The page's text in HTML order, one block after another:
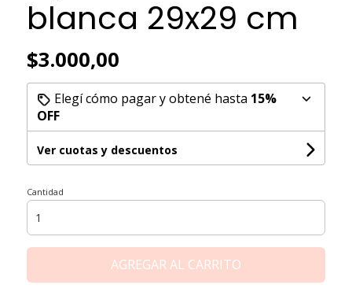
blanca 29x29 cm
$3.000,00
Elegí cómo pagar y obtené hasta 15%
OFF
Ver cuotas y descuentos
Cantidad
AGREGAR AL CARRITO